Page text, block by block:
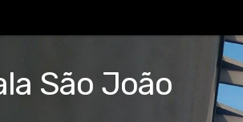
São João